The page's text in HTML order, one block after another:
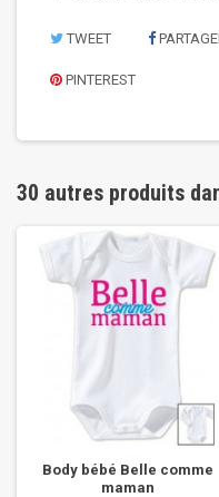
TWEET
PINTEREST
30 autres produits
Body bébé Belle comme
maman